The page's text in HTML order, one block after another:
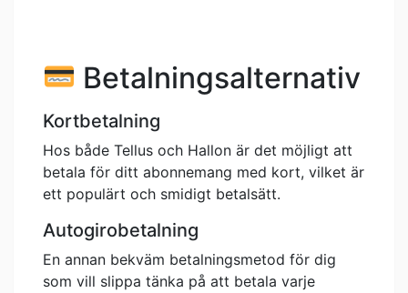
Betalningsalternativ
Kortbetalning
Hos både Tellus och Hallon är det möjligt att
betala för ditt abonnemang med kort, vilket är
ett populärt och smidigt betalsätt.
Autogirobetalning
En annan bekväm betalningsmetod för dig
som vill slippa tänka på att betala varje